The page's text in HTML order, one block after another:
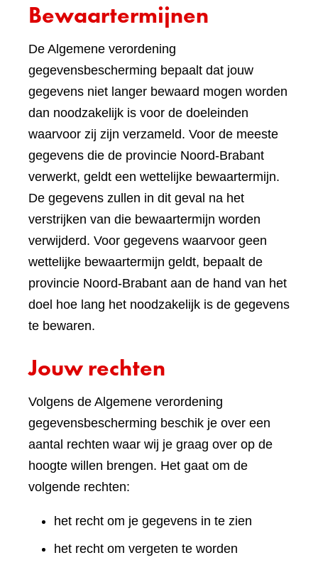
Bewaartermijnen
De Algemene verordening
gegevensbescherming bepaalt dat jouw
gegevens niet langer bewaard mogen worden
dan noodzakelijk is voor de doeleinden
waarvoor zij zijn verzameld. Voor de meeste
gegevens die de provincie Noord-Brabant
verwerkt, geldt een wettelijke bewaartermijn.
De gegevens zullen in dit geval na het
verstrijken van die bewaartermijn worden
verwijderd. Voor gegevens waarvoor geen
wettelijke bewaartermijn geldt, bepaalt de
provincie Noord-Brabant aan de hand van het
doel hoe lang het noodzakelijk is de gegevens
te bewaren.
Jouw rechten
Volgens de Algemene verordening
gegevensbescherming beschik je over een
aantal rechten waar wij je graag over op de
hoogte willen brengen. Het gaat om de
volgende rechten:
het recht om je gegevens in te zien
het recht om vergeten te worden